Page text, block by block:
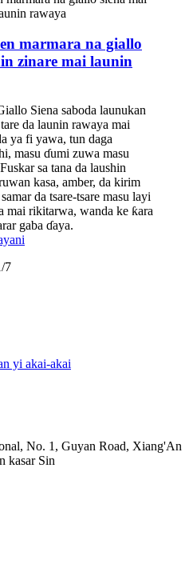
marmara na giallo
zinare mai launin
Siena saboda launukan
da launin rawaya mai
ya fi yawa, tun daga
masu ɗumi zuwa masu
sa tana da laushin
kasa, amber, da kirim
da tsare-tsare masu layi
mai rikitarwa, wanda ke ƙara
gaba ɗaya.
7
yi akai-akai
No. 1, Guyan Road, Xiang'An
kasar Sin